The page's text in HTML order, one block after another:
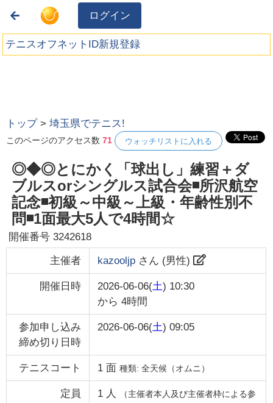
ログイン
テニスオフネットID新規登録
トップ >埼玉県でテニス!
このページのアクセス数71 ウォッチリストに入れる
◎◆◎とにかく「球出し」練習＋ダ
ブルスorシングルス試合会◾所沢航空
記念◾初級～中級～上級・年齢性別不
問◾1面最大5人で4時間☆
開催番号3242618
主催者 kazooljpさん (男性)
開催日時 2026-06-06(土) 10:30
から 4時間
参加申し込み
締め切り日時
2026-06-06(土) 09:05
テニスコート 1面 種類: 全天候（オムニ）
定員 1 人
（主催者本人及び主催者枠による参